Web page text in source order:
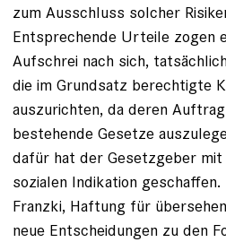
zum Ausschluss solcher
Entsprechende Urteile zogen
Aufschrei nach sich,
die im Grundsatz berechtigte
auszurichten, da deren
bestehende Gesetze
dafür hat der Gesetzgeber mit
sozialen Indikation
Franzki, Haftung für
neue Entscheidungen zu den